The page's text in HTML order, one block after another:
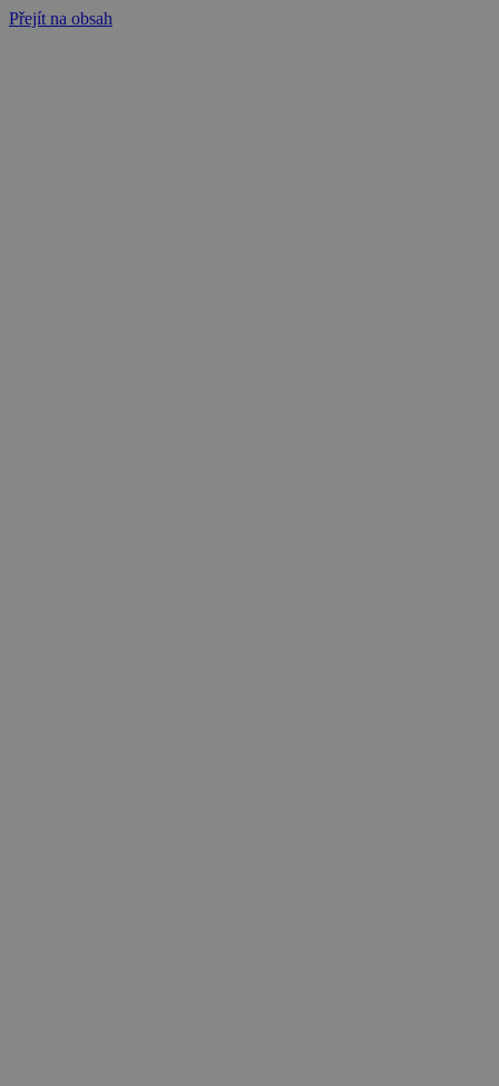
Přejít na obsah